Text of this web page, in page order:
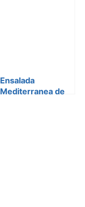
Ensalada
Mediterranea de